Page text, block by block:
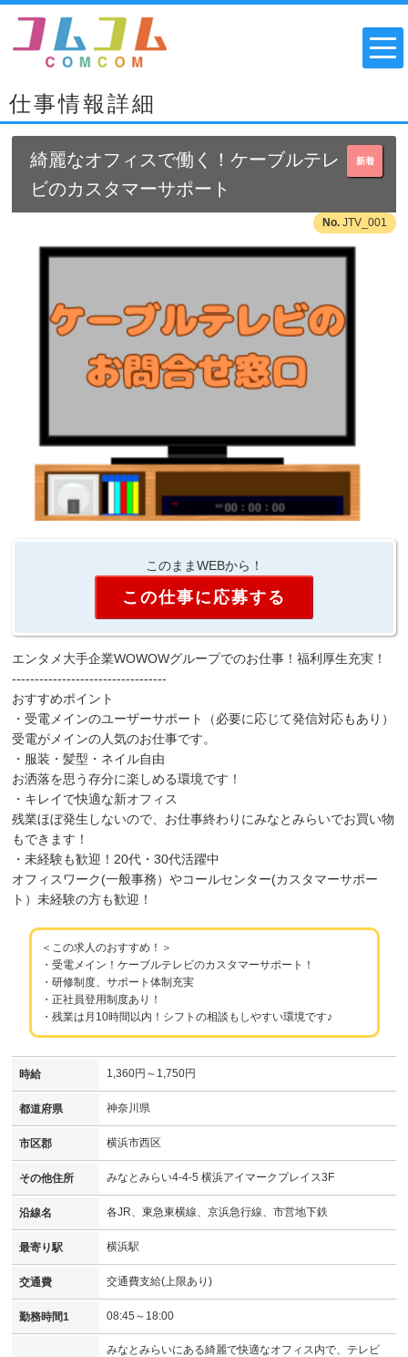
仕事情報詳細
新着
綺麗なオフィスで働く！ケーブルテレ
ビのカスタマーサポート
JTV_001
このままWEBから！
この仕事に応募する
エンタメ大手企業WOWOWグループでのお仕事！福利厚生充実！
----------------------------------
おすすめポイント
・受電メインのユーザーサポート（必要に応じて発信対応もあり）
受電がメインの人気のお仕事です。
・服装・髪型・ネイル自由
お洒落を思う存分に楽しめる環境です！
・キレイで快適な新オフィス
残業ほぼ発生しないので、お仕事終わりにみなとみらいでお買い物
もできます！
・未経験も歓迎！20代・30代活躍中
オフィスワーク(一般事務）やコールセンター(カスタマーサポー
ト）未経験の方も歓迎！
＜この求人のおすすめ！＞
・受電メイン！ケーブルテレビのカスタマーサポート！
・研修制度、サポート体制充実
・正社員登用制度あり！
・残業は月10時間以内！シフトの相談もしやすい環境です♪
時給 1,360円～1,750円
都道府県 神奈川県
市区郡 横浜市西区
その他住所 みなとみらい4-4-5 横浜アイマークプレイス3F
沿線名 各JR、東急東横線、京浜急行線、市営地下鉄
最寄り駅 横浜駅
交通費 交通費支給(上限あり)
勤務時間1 08:45～18:00
みなとみらいにある綺麗で快適なオフィス内で、テレビ